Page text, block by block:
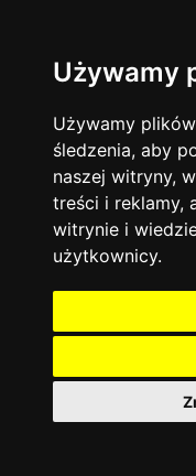
Używamy
Używamy
śledzenia, aby
naszej witryny,
treści i reklamy,
witrynie i
użytkownicy.
Język
Chemia
Język
Język
Fizyka
Język